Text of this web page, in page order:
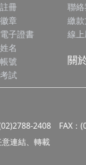
冊
章
子證書
名
號
試
聯
繳
線
關
2408 FAX：
連結、轉載